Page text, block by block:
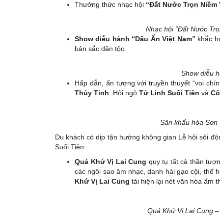
Thưởng thức nhạc hội “Đất Nước Trọn Niềm
Nhạc hội “Đất Nước
Show diễu hành “Dấu Ấn Việt Nam” khắc
bản sắc dân tộc.
Show diễu
Hấp dẫn, ấn tượng với truyền thuyết “voi
Thủy Tinh . Hội ngộ Tứ Linh Suối Tiên và
Sân khấu hóa
Du khách có dịp tận hưởng không gian Lễ hội sôi
Suối Tiên:
Quá Khứ Vị Lai Cung quy tụ tất cả thần
các ngôi sao âm nhạc, danh hài gạo cội, thế
Khứ Vị Lai Cung tái hiện lại nét văn hóa ẩm
Quá Khứ Vị Lai Cung